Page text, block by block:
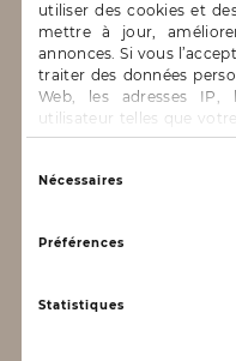
utiliser des cookies et
mettre à jour,
annonces. Si vous
traiter des données
Web, les adresses
utilisateur telles que
Vous avez le choix
utilisations, de «
de sélectionner vos
de cookie en cliquant sur
options. Vous pouvez à
Nécessaires
Préférences
Statistiques
CONTACT &
FAQ
Nous contacter
INFORMATIONS
Mentions légales
Données